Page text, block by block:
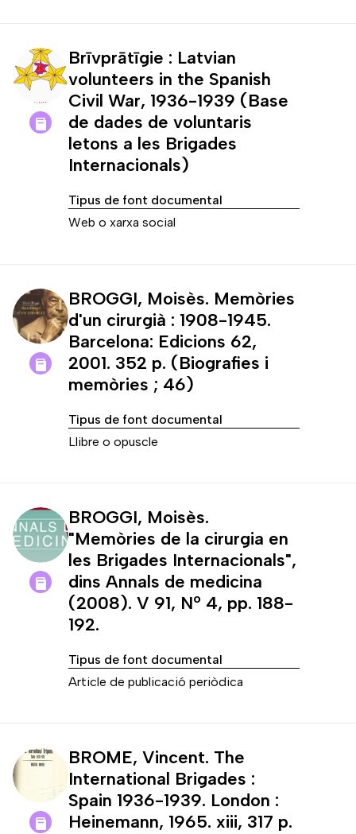
Brīvprātīgie : Latvian
volunteers in the Spanish
Civil War, 1936-1939 (Base
de dades de voluntaris
letons a les Brigades
Internacionals)
Tipus de font documental
Web o xarxa social
BROGGI, Moisès. Memòries
d'un cirurgià : 1908-1945.
Barcelona: Edicions 62,
2001. 352 p. (Biografies i
memòries ; 46)
Tipus de font documental
Llibre o opuscle
BROGGI, Moisès.
"Memòries de la cirurgia en
les Brigades Internacionals",
dins Annals de medicina
(2008). V 91, Nº 4, pp. 188-
192.
Tipus de font documental
Article de publicació periòdica
BROME, Vincent. The
International Brigades :
Spain 1936-1939. London :
Heinemann, 1965. xiii, 317 p.